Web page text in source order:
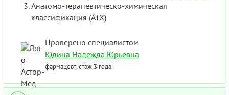
Анатомо-терапевтическо-химическая
классификация (ATX)
Проверено специалистом
Юдина Надежда Юрьевна
фармацевт, стаж 3 года